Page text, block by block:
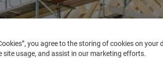
you agree to the storing of cookies on your
site usage, and assist in our marketing efforts.